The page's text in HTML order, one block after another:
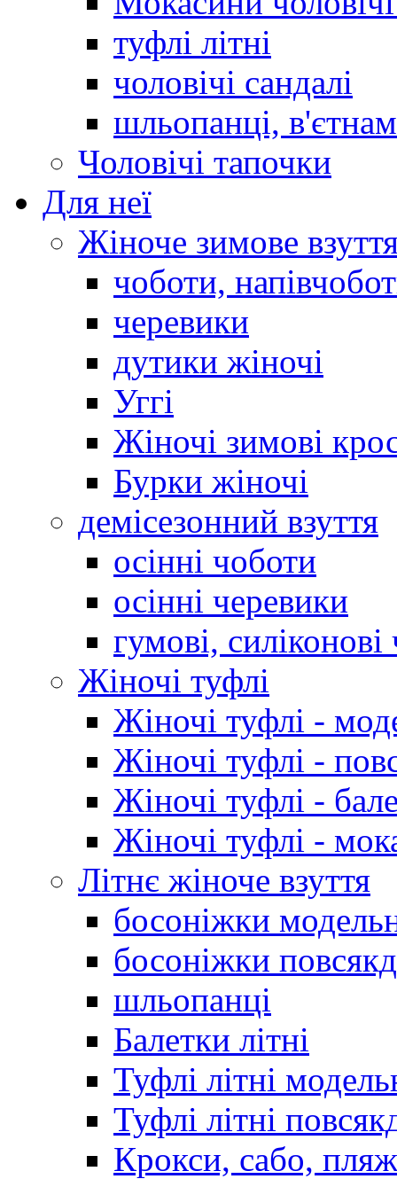
туфлі літні
чоловічі сандалі
шльопанці,
Чоловічі тапочки
Для неї
Жіноче зимове
чоботи,
черевики
дутики жіночі
Уггі
Жіночі зимові
Бурки жіночі
демісезонний взуття
осінні чоботи
осінні черевики
гумові,
Жіночі туфлі
Жіночі туфлі -
Жіночі туфлі -
Жіночі туфлі -
Жіночі туфлі -
Літнє жіноче взуття
босоніжки
босоніжки
шльопанці
Балетки літні
Туфлі літні
Туфлі літні
Крокси, сабо,